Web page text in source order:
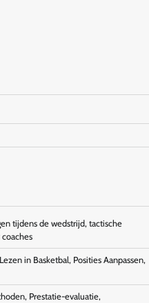
tijdens de wedstrijd, tactische
in Basketbal, Posities Aanpassen,
Prestatie-evaluatie,